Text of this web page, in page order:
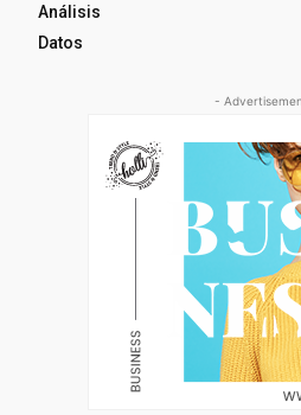
Análisis
Datos
-